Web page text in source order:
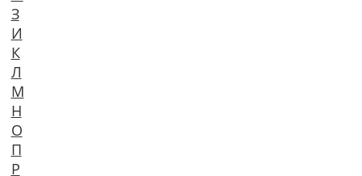
З
И
К
Л
М
Н
О
П
Р